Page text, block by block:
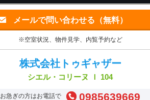
メールで問い合わせる（無料）
※空室状況、物件見学、内覧予約など
株式会社トゥギャザー
シエル・コリーヌ Ｉ 104
お急ぎの方はお電話で 0985639669